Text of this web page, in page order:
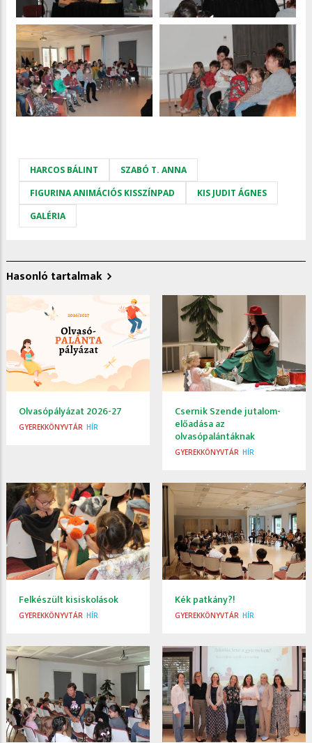
HARCOS BÁLINT
SZABÓ T. ANNA
FIGURINA ANIMÁCIÓS KISSZÍNPAD
KIS JUDIT ÁGNES
GALÉRIA
Hasonló tartalmak
Olvasópályázat 2026-27
GYEREKKÖNYVTÁR HÍR
Csernik Szende jutalom-
előadása az
olvasópalántáknak
GYEREKKÖNYVTÁR HÍR
Felkészült kisiskolások
GYEREKKÖNYVTÁR HÍR
Kék patkány?!
GYEREKKÖNYVTÁR HÍR